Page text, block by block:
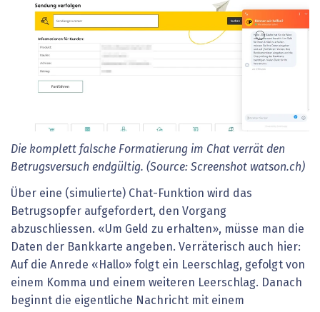
Die komplett falsche Formatierung im Chat verrät den
Betrugsversuch endgültig. (Source: Screenshot watson.ch)
Über eine (simulierte) Chat-Funktion wird das
Betrugsopfer aufgefordert, den Vorgang
abzuschliessen. «Um Geld zu erhalten», müsse man die
Daten der Bankkarte angeben. Verräterisch auch hier:
Auf die Anrede «Hallo» folgt ein Leerschlag, gefolgt von
einem Komma und einem weiteren Leerschlag. Danach
beginnt die eigentliche Nachricht mit einem